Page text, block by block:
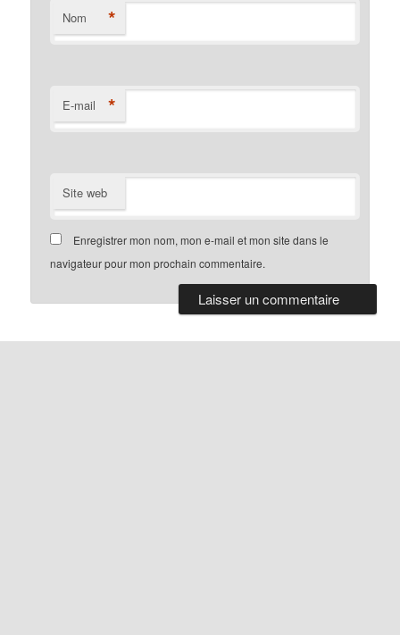
Nom *
E-mail *
Site web
Enregistrer mon nom, mon e-mail et mon site dans le
navigateur pour mon prochain commentaire.